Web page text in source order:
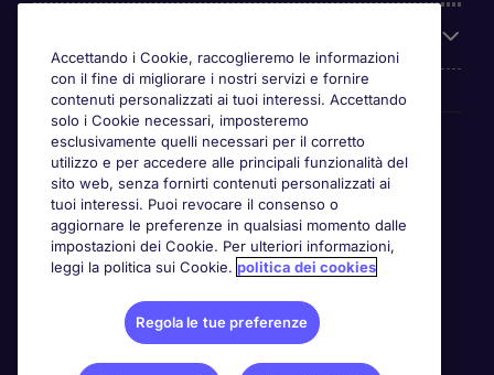
Awards
Accettando i Cookie, raccoglieremo le informazioni
con il fine di migliorare i nostri servizi e fornire
contenuti personalizzati ai tuoi interessi. Accettando
solo i Cookie necessari, imposteremo
esclusivamente quelli necessari per il corretto
utilizzo e per accedere alle principali funzionalità del
sito web, senza fornirti contenuti personalizzati ai
tuoi interessi. Puoi revocare il consenso o
aggiornare le preferenze in qualsiasi momento dalle
impostazioni dei Cookie. Per ulteriori informazioni,
leggi la politica sui Cookie. politica dei cookies
Regola le tue preferenze